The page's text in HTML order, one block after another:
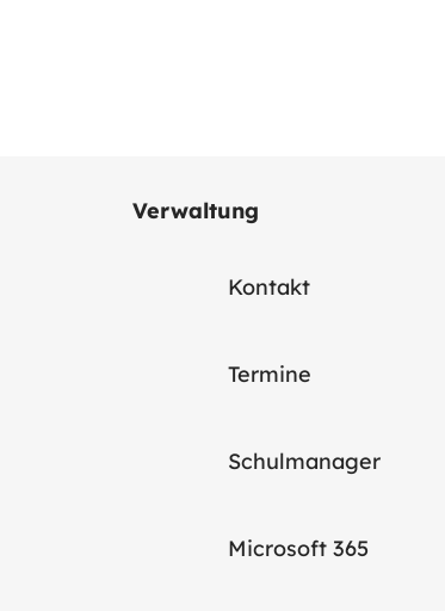
Verwaltung
Kontakt
Termine
Schulmanager
Microsoft 365